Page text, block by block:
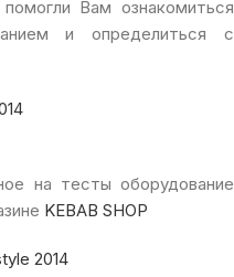
Вам ознакомиться
и определиться с
на тесты оборудование
KEBAB SHOP